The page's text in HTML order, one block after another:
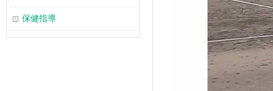
保健指導